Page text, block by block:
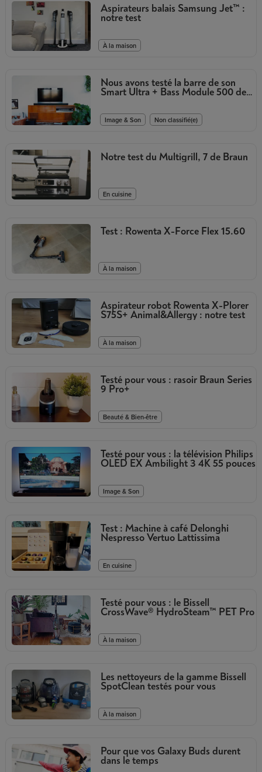
Aspirateurs balais Samsung Jet™ :
notre test
À la maison
Nous avons testé la barre de son
Smart Ultra + Bass Module 500 de
Image & Son Non classifié(e)
Notre test du Multigrill, 7 de Braun
En cuisine
Test : Rowenta X-Force Flex 15.60
À la maison
Aspirateur robot Rowenta X-Plorer
S75S+ Animal&Allergy : notre test
À la maison
Testé pour vous : rasoir Braun Series
9 Pro+
Beauté & Bien-être
Testé pour vous : la télévision Philips
OLED EX Ambilight 3 4K 55 pouces
Image & Son
Test : Machine à café Delonghi
Nespresso Vertuo Lattissima
En cuisine
Testé pour vous : le Bissell
CrossWave® HydroSteam™ PET Pro
À la maison
Les nettoyeurs de la gamme Bissell
SpotClean testés pour vous
À la maison
Pour que vos Galaxy Buds durent
dans le temps